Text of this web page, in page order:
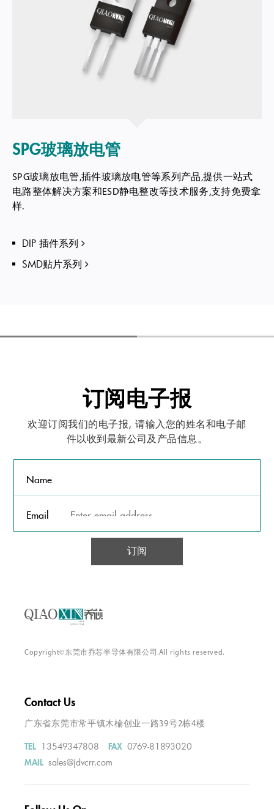
SPG玻璃放电管
SPG玻璃放电管,插件玻璃放电管等系列产品,提供一站式
电路整体解决方案和ESD静电整改等技术服务,支持免费拿
样.
DIP 插件系列
SMD贴片系列
订阅电子报
欢迎订阅我们的电子报, 请输入您的姓名和电子邮
件以收到最新公司及产品信息。
Name
Email
订阅
Copyright©东莞市乔芯半导体有限公司.All rights reserved.
Contact Us
广东省东莞市常平镇木棆创业一路39号2栋4楼
TEL 13549347808 FAX 0769-81893020
MAIL sales@jdvcrr.com